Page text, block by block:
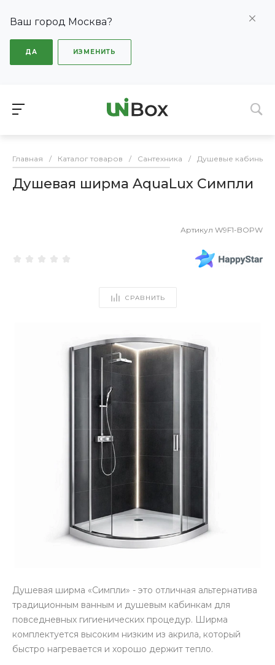
Ваш город Москва?
ДА ИЗМЕНИТЬ
Главная / Каталог товаров / Сантехника / Душевые кабины
Душевая ширма AquaLux Симпли
Артикул W9F1-BOPW
СРАВНИТЬ
Душевая ширма «Симпли» - это отличная альтернатива
традиционным ванным и душевым кабинкам для
повседневных гигиенических процедур. Ширма
комплектуется высоким низким из акрила, который
быстро нагревается и хорошо держит тепло.